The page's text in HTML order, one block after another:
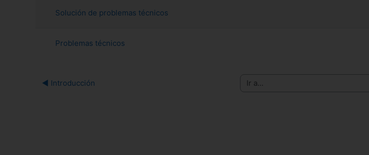
Solución de problemas técnicos
Problemas técnicos
◀︎ Introducción Ir a...